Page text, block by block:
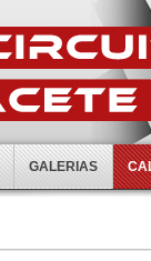
GALERIAS